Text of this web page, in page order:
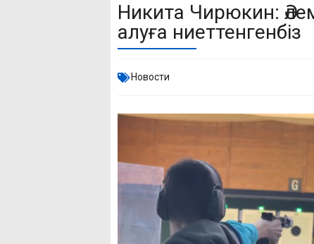
Никита Чирюкин:
алуға ниеттенгенбіз
Новости